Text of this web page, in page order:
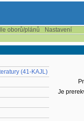
oborů/plánů
Nastavení
(41-KAJL)
Je